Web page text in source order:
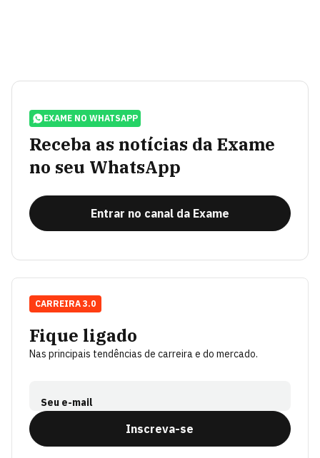
EXAME NO WHATSAPP
Receba as notícias da Exame
no seu WhatsApp
Entrar no canal da Exame
Fique ligado
Nas principais tendências de carreira e do mercado.
Seu e-mail
Inscreva-se
CARREIRA 3.0